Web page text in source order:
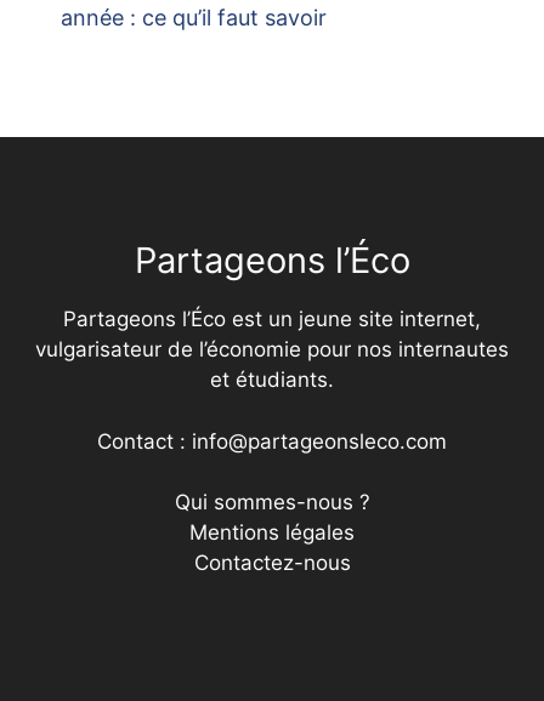
année : ce qu’il faut savoir
Partageons l’Éco
Partageons l’Éco est un jeune site internet,
vulgarisateur de l’économie pour nos internautes
et étudiants.
Contact : info@partageonsleco.com
Qui sommes-nous ?
Mentions légales
Contactez-nous